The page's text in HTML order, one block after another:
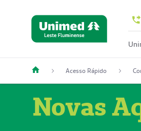
Acesso Rápido
Novas